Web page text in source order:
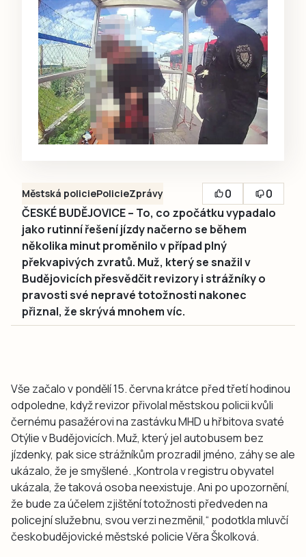
Městská policiePolicieZprávy 0
0
ČESKÉ BUDĚJOVICE – To, co zpočátku vypadalo
jako rutinní řešení jízdy načerno se během
několika minut proměnilo v případ plný
překvapivých zvratů. Muž, který se snažil v
Budějovicích přesvědčit revizory i strážníky o
pravosti své nepravé totožnosti nakonec
přiznal, že skrývá mnohem víc.
Vše začalo v pondělí 15. června krátce před třetí hodinou
odpoledne, když revizor přivolal městskou policii kvůli
černému pasažérovi na zastávku MHD u hřbitova svaté
Otýlie v Budějovicích. Muž, který jel autobusem bez
jízdenky, pak sice strážníkům prozradil jméno, záhy se ale
ukázalo, že je smyšlené. „Kontrola v registru obyvatel
ukázala, že taková osoba neexistuje. Ani po upozornění,
že bude za účelem zjištění totožnosti předveden na
policejní služebnu, svou verzi nezměnil,“ podotkla mluvčí
českobudějovické městské policie Věra Školková.